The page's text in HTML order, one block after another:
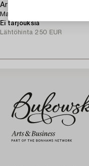
Armas Hursti
Maisema.
Ei tarjouksia
Lähtöhinta 250 EUR